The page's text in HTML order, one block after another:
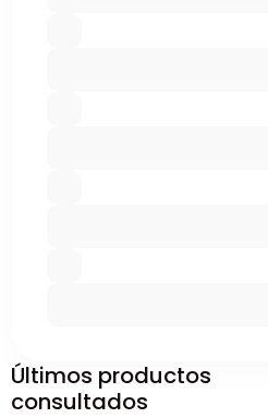
Últimos productos
consultados